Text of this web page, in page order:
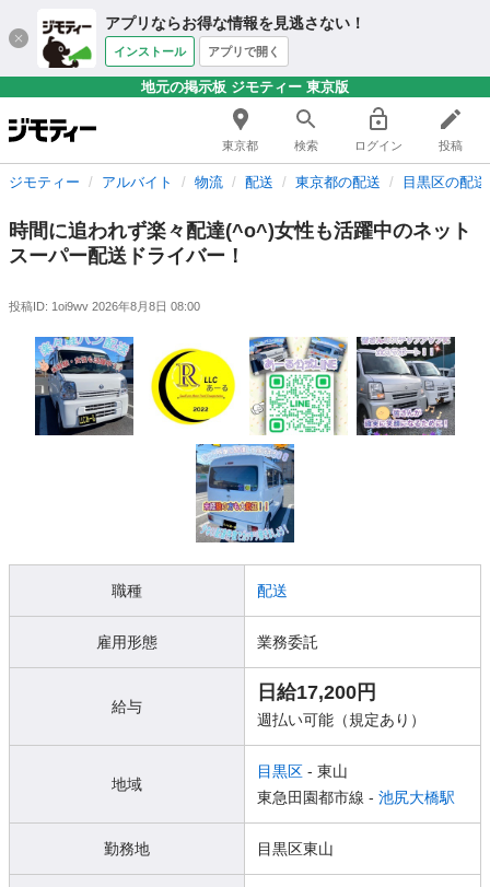
アプリならお得な情報を見逃さない！
インストール アプリで開く
地元の掲示板 ジモティー 東京版
東京都 検索 ログイン 投稿
ジモティー アルバイト 物流 配送 東京都の配送 目黒区の配送
時間に追われず楽々配達(^o^)女性も活躍中のネット
スーパー配送ドライバー！
投稿ID: 1oi9wv 2026年8月8日 08:00
職種 配送
雇用形態 業務委託
給与
日給17,200円
週払い可能（規定あり）
地域
目黒区 - 東山
東急田園都市線 - 池尻大橋駅
勤務地 目黒区東山